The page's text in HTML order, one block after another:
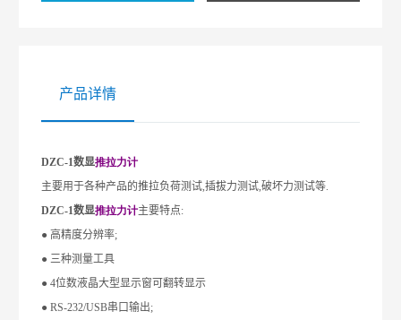
产品详情
DZC-1数显推拉力计
主要用于各种产品的推拉负荷测试,插拔力测试,破坏力测试等.
DZC-1数显推拉力计主要特点:
● 高精度分辨率;
●三种测量工具
● 4位数液晶大型显示窗可翻转显示
● RS-232/USB串口输出;